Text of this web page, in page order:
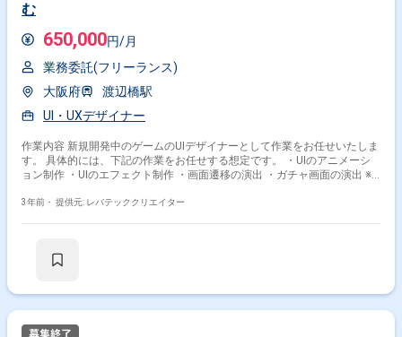
む
650,000円/月
業務委託(フリーランス)
大阪府
渡辺橋駅
UI・UXデザイナー
作業内容 新規開発中のゲームのUIデザイナーとして作業をお任せいたしま
す。 具体的には、下記の作業をお任せする想定です。 ・UIのアニメーシ
ョン制作 ・UIのエフェクト制作 ・画面遷移の演出 ・ガチャ画面の演出 ※
3年前・ 提供元: レバテッククリエイター